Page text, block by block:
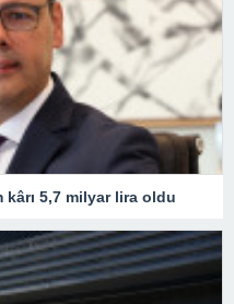
kârı 5,7 milyar lira oldu